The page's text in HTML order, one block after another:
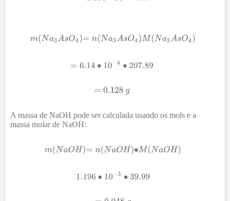
A massa de NaOH pode ser calculada usando os mols e a
massa molar de NaOH: